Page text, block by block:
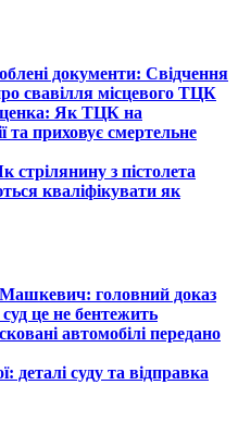
документи: Свідчення
свавілля місцевого ТЦК
Як ТЦК на
та приховує смертельне
стрілянину з пістолета
кваліфікувати як
Машкевич: головний доказ
це не бентежить
автомобілі передано
деталі суду та відправка